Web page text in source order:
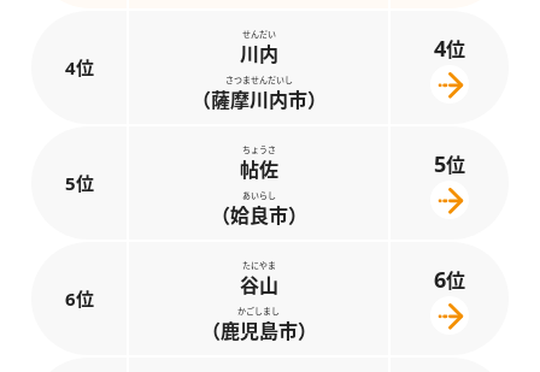
4位
せんだい
川内
さつませんだいし
（薩摩川内市）
4位
5位
ちょうさ
帖佐
あいらし
（姶良市）
5位
6位
たにやま
谷山
かごしまし
（鹿児島市）
6位